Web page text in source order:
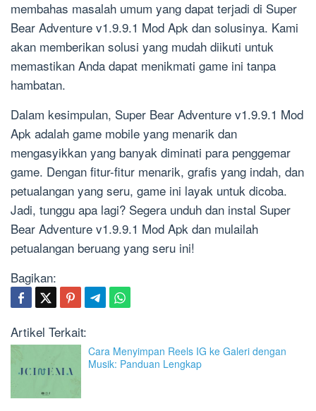
membahas masalah umum yang dapat terjadi di Super
Bear Adventure v1.9.9.1 Mod Apk dan solusinya. Kami
akan memberikan solusi yang mudah diikuti untuk
memastikan Anda dapat menikmati game ini tanpa
hambatan.
Dalam kesimpulan, Super Bear Adventure v1.9.9.1 Mod
Apk adalah game mobile yang menarik dan
mengasyikkan yang banyak diminati para penggemar
game. Dengan fitur-fitur menarik, grafis yang indah, dan
petualangan yang seru, game ini layak untuk dicoba.
Jadi, tunggu apa lagi? Segera unduh dan instal Super
Bear Adventure v1.9.9.1 Mod Apk dan mulailah
petualangan beruang yang seru ini!
Bagikan:
Artikel Terkait:
Cara Menyimpan Reels IG ke Galeri dengan
Musik: Panduan Lengkap